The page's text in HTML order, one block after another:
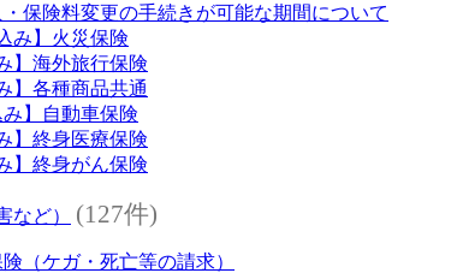
保険料変更の手続きが可能な期間について
み】火災保険
】海外旅行保険
】各種商品共通
み】自動車保険
】終身医療保険
】終身がん保険
など） (127件)
（ケガ・死亡等の請求）